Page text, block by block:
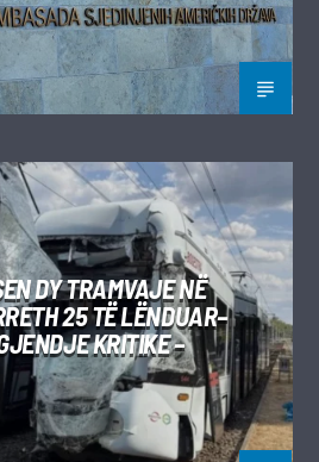
DY TRAMVAJE NË
25 TË LËNDUAR–
KRITIKE –